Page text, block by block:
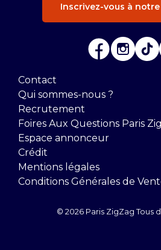
Inscrivez-vous à
Contact
Qui sommes-nous ?
Recrutement
Foires Aux Questions Paris
Espace annonceur
Crédit
Mentions légales
Conditions Générales de
© 2026 Paris ZigZag Tous